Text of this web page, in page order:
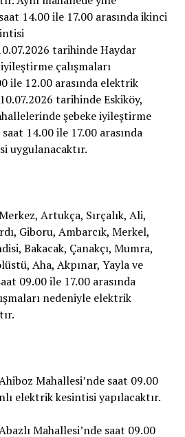
Artukça, Sırçalık, Ali,
Giboru, Ambarcık, Merkel,
Bakacak, Çanakçı, Mumra,
Aha, Akpınar, Yayla ve
09.00 ile 17.00 arasında
nedeniyle elektrik
Mahallesi’nde saat 09.00
elektrik kesintisi yapılacaktır.
Mahallesi’nde saat 09.00